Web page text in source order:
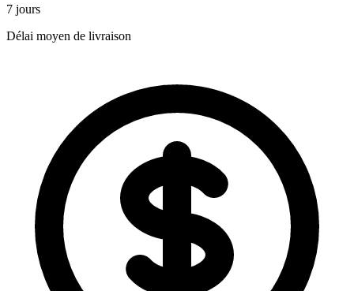
7 jours
Délai moyen de livraison